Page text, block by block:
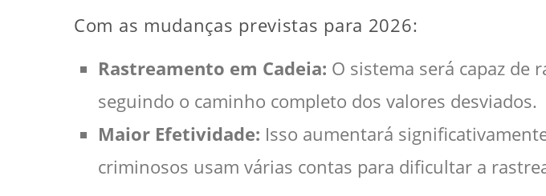
Com as mudanças previstas para 2026:
Rastreamento em Cadeia: O sistema será capaz de
seguindo o caminho completo dos valores desviados.
Maior Efetividade: Isso aumentará
criminosos usam várias contas para dificultar a